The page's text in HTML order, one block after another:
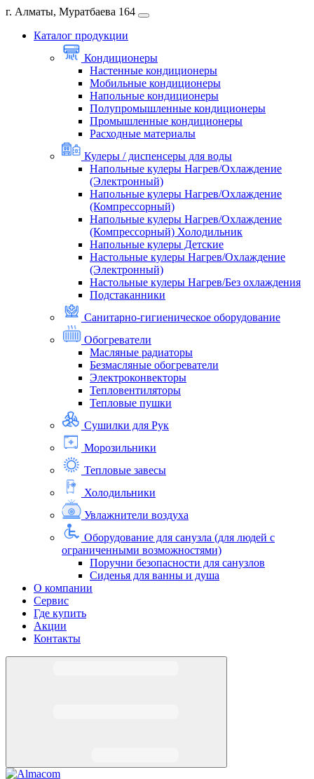
г. Алматы, Муратбаева 164
Каталог продукции
Кондиционеры
Настенные кондиционеры
Мобильные кондиционеры
Напольные кондиционеры
Полупромышленные кондиционеры
Промышленные кондиционеры
Расходные материалы
Кулеры / диспенсеры для воды
Напольные кулеры Нагрев/Охлаждение
(Электронный)
Напольные кулеры Нагрев/Охлаждение
(Компрессорный)
Напольные кулеры Нагрев/Охлаждение
(Компрессорный) Холодильник
Напольные кулеры Детские
Настольные кулеры Нагрев/Охлаждение
(Электронный)
Настольные кулеры Нагрев/Без охлаждения
Подстаканники
Санитарно-гигиеническое оборудование
Обогреватели
Масляные радиаторы
Безмасляные обогреватели
Электроконвекторы
Тепловентиляторы
Тепловые пушки
Сушилки для Рук
Морозильники
Тепловые завесы
Холодильники
Увлажнители воздуха
Оборудование для санузла (для людей с
ограниченными возможностями)
Поручни безопасности для санузлов
Сиденья для ванны и душа
О компании
Сервис
Где купить
Акции
Контакты